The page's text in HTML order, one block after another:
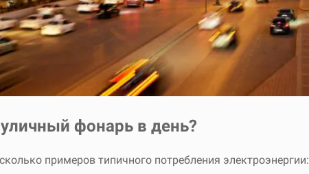
фонарь в день?
примеров типичного потребления электроэнергии: